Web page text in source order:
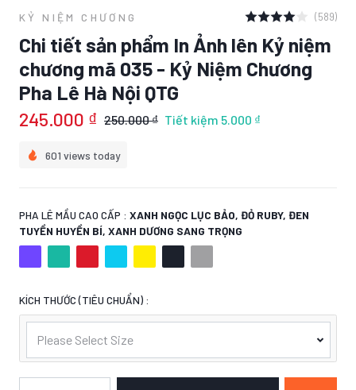
KỶ NIỆM CHƯƠNG (589)
Chi tiết sản phẩm In Ảnh lên Kỷ niệm
chương mã 035 - Kỷ Niệm Chương
Pha Lê Hà Nội QTG
245.000 ₫ 250.000 ₫ Tiết kiệm 5.000 ₫
601 views today
PHA LÊ MẦU CAO CẤP : XANH NGỌC LỤC BẢO, ĐỎ RUBY, ĐEN
TUYỀN HUYỀN BÍ, XANH DƯƠNG SANG TRỌNG
KÍCH THƯỚC (TIÊU CHUẨN) :
Please Select Size